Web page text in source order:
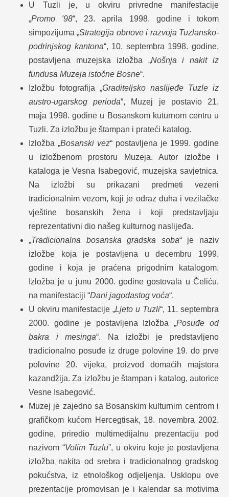
U Tuzli je, u okviru privredne manifestacije
„Promo ′98“, 23. aprila 1998. godine i tokom
simpozijuma „Strategija obnove i razvoja Tuzlansko-
podrinjskog kantona“, 10. septembra 1998. godine,
postavljena muzejska izložba „Nošnja i nakit iz
fundusa Muzeja istočne Bosne“.
Izložbu fotografija „Graditeljsko naslijeđe Tuzle iz
austro-ugarskog perioda“, Muzej je postavio 21.
maja 1998. godine u Bosanskom kuturnom centru u
Tuzli. Za izložbu je štampan i prateći katalog.
Izložba „Bosanski vez“ postavljena je 1999. godine
u izložbenom prostoru Muzeja. Autor izložbe i
kataloga je Vesna Isabegović, muzejska savjetnica.
Na izložbi su prikazani predmeti vezeni
tradicionalnim vezom, koji je odraz duha i vezilačke
vještine bosanskih žena i koji predstavljaju
reprezentativni dio našeg kulturnog naslijeđa.
„Tradicionalna bosanska gradska soba“ je naziv
izložbe koja je postavljena u decembru 1999.
godine i koja je praćena prigodnim katalogom.
Izložba je u junu 2000. godine gostovala u Čeliću,
na manifestaciji “Dani jagodastog voća“.
U okviru manifestacije „Ljeto u Tuzli“, 11. septembra
2000. godine je postavljena Izložba „Posuđe od
bakra i mesinga“. Na izložbi je predstavljeno
tradicionalno posuđe iz druge polovine 19. do prve
polovine 20. vijeka, proizvod domaćih majstora
kazandžija. Za izložbu je štampan i katalog, autorice
Vesne Isabegović.
Muzej je zajedno sa Bosanskim kulturnim centrom i
grafičkom kućom Hercegtisak, 18. novembra 2002.
godine, priredio multimedijalnu prezentaciju pod
nazivom “Volim Tuzlu”, u okviru koje je postavljena
izložba nakita od srebra i tradicionalnog gradskog
pokućstva, iz etnološkog odjeljenja. Usklopu ove
prezentacije promovisan je i kalendar sa motivima